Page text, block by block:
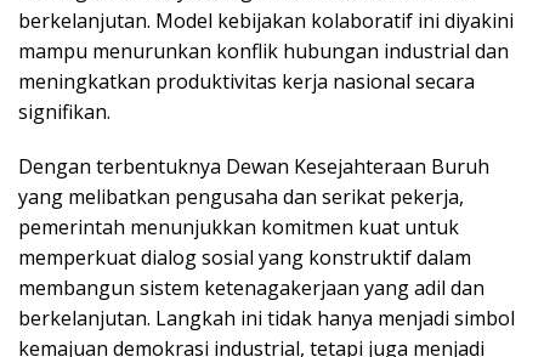
berkelanjutan. Model kebijakan kolaboratif ini diyakini
mampu menurunkan konflik hubungan industrial dan
meningkatkan produktivitas kerja nasional secara
signifikan.
Dengan terbentuknya Dewan Kesejahteraan Buruh
yang melibatkan pengusaha dan serikat pekerja,
pemerintah menunjukkan komitmen kuat untuk
memperkuat dialog sosial yang konstruktif dalam
membangun sistem ketenagakerjaan yang adil dan
berkelanjutan. Langkah ini tidak hanya menjadi simbol
kemajuan demokrasi industrial, tetapi juga menjadi